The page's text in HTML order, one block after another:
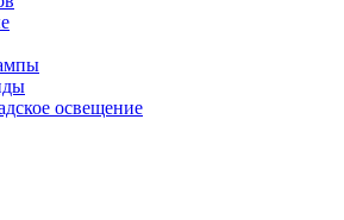
освещение